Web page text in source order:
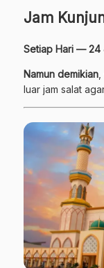
Jam
Setiap Hari — 24
Namun demikian
luar jam salat